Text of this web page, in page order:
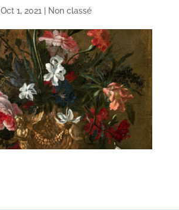
Oct 1, 2021 Non classé